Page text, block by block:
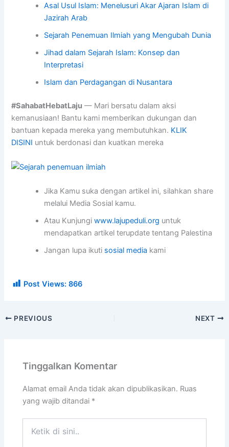
Asal Usul Islam: Menelusuri Akar Ajaran Islam di
Jazirah Arab
Sejarah Penemuan Ilmiah yang Mengubah Dunia
Jihad dalam Sejarah Islam: Konsep dan
Interpretasi
Islam dan Perdagangan di Nusantara
#SahabatHebatLaju — Mari bersatu dalam aksi
kemanusiaan! Bantu kami memberikan dukungan dan
bantuan kepada mereka yang membutuhkan. KLIK
DISINI untuk berdonasi dan kuatkan mereka
Jika Kamu suka dengan artikel ini, silahkan share
melalui Media Sosial kamu.
Atau Kunjungiwww.lajupeduli.org untuk
mendapatkan artikel terupdate tentang Palestina
Jangan lupa ikuti sosial media kami
Post Views: 866
PREVIOUS NEXT
Tinggalkan Komentar
Alamat email Anda tidak akan dipublikasikan. Ruas
yang wajib ditandai *